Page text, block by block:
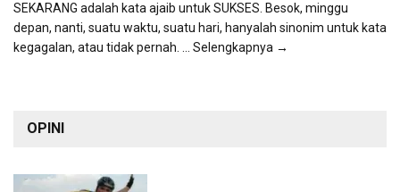
SEKARANG adalah kata ajaib untuk SUKSES. Besok, minggu
depan, nanti, suatu waktu, suatu hari, hanyalah sinonim untuk kata
kegagalan, atau tidak pernah. ... Selengkapnya →
OPINI